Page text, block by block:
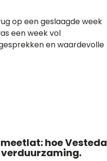
op een geslaagde week
een week vol
en waardevolle
hoe Vesteda
verduurzaming.